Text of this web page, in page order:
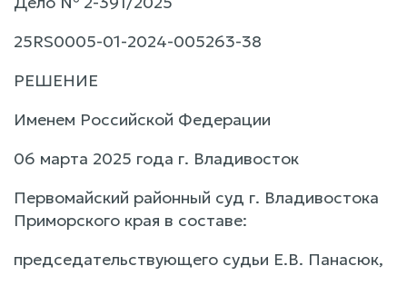
25RS0005-01-2024-005263-38
РЕШЕНИЕ
Именем Российской Федерации
06 марта 2025 года г. Владивосток
Первомайский районный суд г. Владивостока
Приморского края в составе:
председательствующего судьи Е.В. Панасюк,